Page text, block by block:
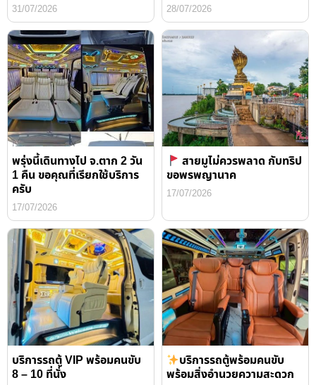
31/07/2026 28/07/2026
พรุ่งนี้เดินทางไป จ.ตาก 2 วัน
1 คืน ขอคุณที่เรียกใช้บริการ
ครับ
17/07/2026
สายมูไม่ควรพลาด กับทริป
ขอพรพญานาค
17/07/2026
บริการรถตู้ VIP พร้อมคนขับ
8 – 10 ที่นั่ง
บริการรถตู้พร้อมคนขับ
พร้อมสิ่งอำนวยความสะดวก